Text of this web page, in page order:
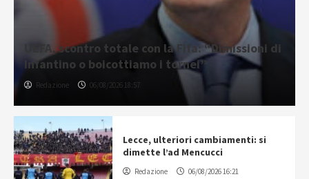
UEFA, scontro totale con la Fifa: “Dimissioni di
Infantino o boicottiamo i tornei”
Redazione 06/08/2026 18:57
Lecce, ulteriori cambiamenti: si
dimette l’ad Mencucci
Redazione 06/08/2026 16:21